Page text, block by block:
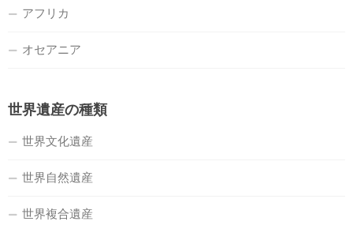
アフリカ
オセアニア
世界遺産の種類
世界文化遺産
世界自然遺産
世界複合遺産